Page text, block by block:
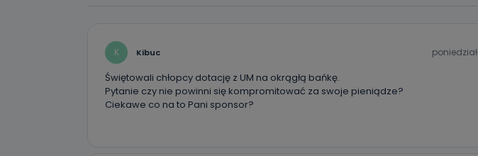
K Kibuc
Świętowali chłopcy dotację z UM na okrągłą bańkę.
Pytanie czy nie powinni się kompromitować za swoje pieniądze?
Ciekawe co na to Pani sponsor?